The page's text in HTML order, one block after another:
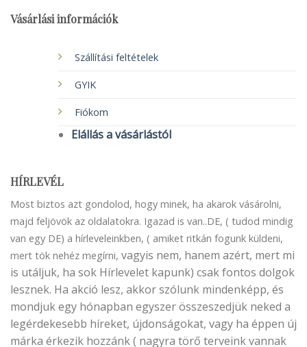
Vásárlási információk
Szállítási feltételek
GYIK
Fiókom
Elállás a vásárlástól
HÍRLEVÉL
Most biztos azt gondolod, hogy minek, ha akarok vásárolni,
majd feljövök az oldalatokra. Igazad is van..DE, ( tudod mindig
van egy DE) a hírleveleinkben, ( amiket ritkán fogunk küldeni,
mert tök nehéz megírni, vagyis nem, hanem azért, mert mi
is utáljuk, ha sok Hírlevelet kapunk) csak fontos dolgok
lesznek. Ha akció lesz, akkor szólunk mindenképp, és
mondjuk egy hónapban egyszer összeszedjük neked a
legérdekesebb híreket, újdonságokat, vagy ha éppen új
márka érkezik hozzánk ( nagyra törő terveink vannak